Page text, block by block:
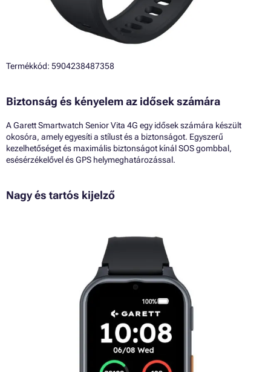
Termékkód: 5904238487358
Biztonság és kényelem az idősek számára
A Garett Smartwatch Senior Vita 4G egy idősek számára készült
okosóra, amely egyesíti a stílust és a biztonságot. Egyszerű
kezelhetőséget és maximális biztonságot kínál SOS gombbal,
esésérzékelővel és GPS helymeghatározással.
Nagy és tartós kijelző